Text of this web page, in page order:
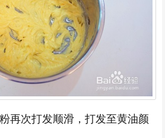
再次打发顺滑，打发至黄油颜